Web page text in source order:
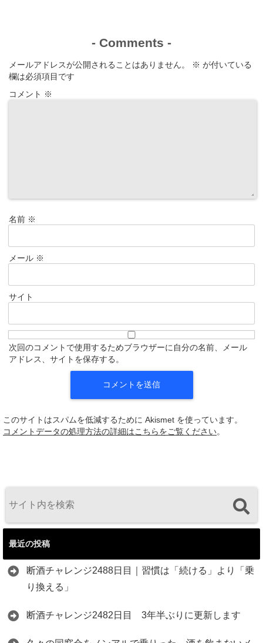
- Comments -
メールアドレスが公開されることはありません。 ※ が付いている
欄は必須項目です
コメント ※
名前 ※
メール ※
サイト
次回のコメントで使用するためブラウザーに自分の名前、メール
アドレス、サイトを保存する。
このサイトはスパムを低減するために Akismet を使っています。
コメントデータの処理方法の詳細はこちらをご覧ください。
最近の投稿
断酒チャレンジ2488日目｜習慣は「続ける」より「乗
り換える」
断酒チャレンジ2482日目 3年半ぶりに更新します